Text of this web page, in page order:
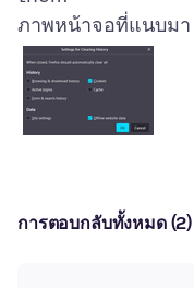
ภาพหน้าจอที่แนบมา
การตอบกลับทั้งหมด (2)